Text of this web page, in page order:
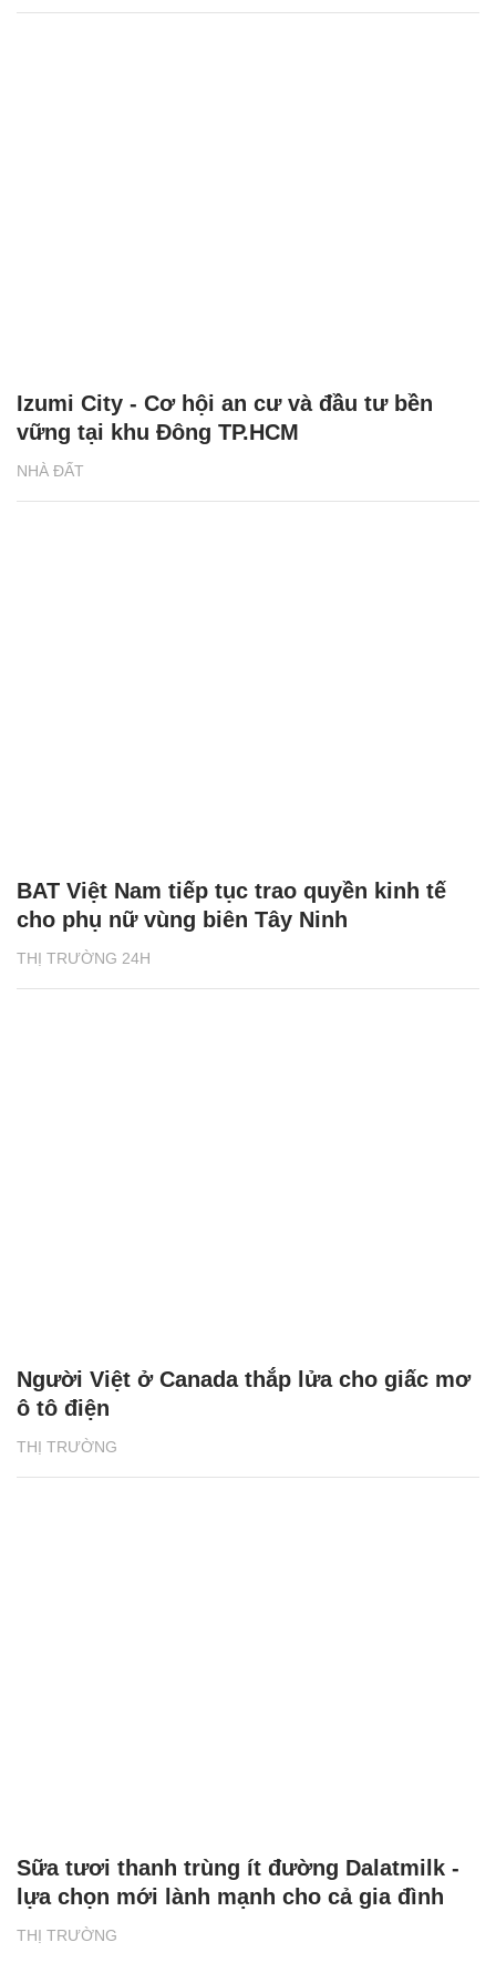
NHÀ ĐẤT
Izumi City - Cơ hội an cư và đầu tư bền
vững tại khu Đông TP.HCM
THỊ TRƯỜNG 24H
BAT Việt Nam tiếp tục trao quyền kinh tế
cho phụ nữ vùng biên Tây Ninh
THỊ TRƯỜNG
Người Việt ở Canada thắp lửa cho giấc mơ
ô tô điện
THỊ TRƯỜNG
Sữa tươi thanh trùng ít đường Dalatmilk -
lựa chọn mới lành mạnh cho cả gia đình